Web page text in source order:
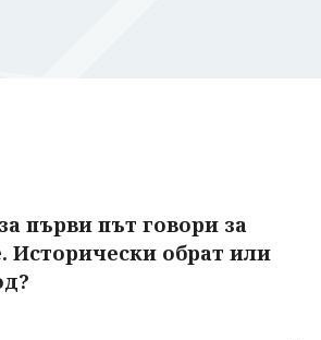
първи път говори за
Исторически обрат или